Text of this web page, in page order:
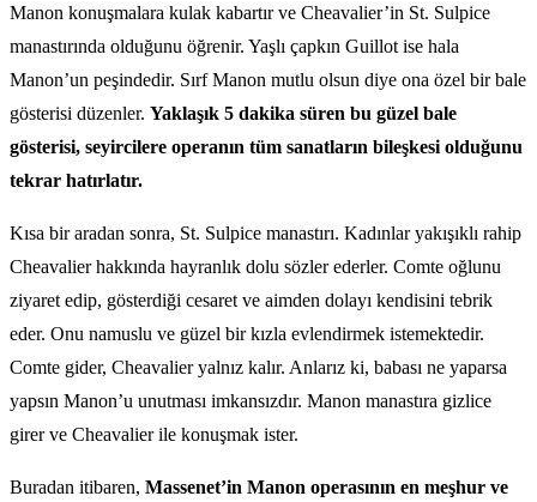
Manon konuşmalara kulak kabartır ve Cheavalier’in St. Sulpice
manastırında olduğunu öğrenir. Yaşlı çapkın Guillot ise hala
Manon’un peşindedir. Sırf Manon mutlu olsun diye ona özel bir bale
gösterisi düzenler. Yaklaşık 5 dakika süren bu güzel bale
gösterisi, seyircilere operanın tüm sanatların bileşkesi olduğunu
tekrar hatırlatır.
Kısa bir aradan sonra, St. Sulpice manastırı. Kadınlar yakışıklı rahip
Cheavalier hakkında hayranlık dolu sözler ederler. Comte oğlunu
ziyaret edip, gösterdiği cesaret ve aimden dolayı kendisini tebrik
eder. Onu namuslu ve güzel bir kızla evlendirmek istemektedir.
Comte gider, Cheavalier yalnız kalır. Anlarız ki, babası ne yaparsa
yapsın Manon’u unutması imkansızdır. Manon manastıra gizlice
girer ve Cheavalier ile konuşmak ister.
Buradan itibaren, Massenet’in Manon operasının en meşhur ve